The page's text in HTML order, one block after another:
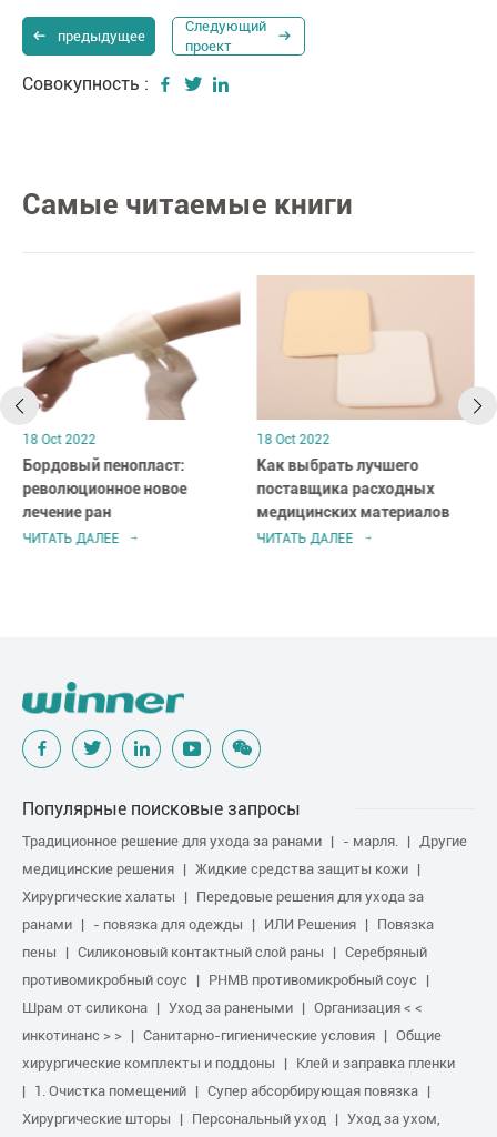
предыдущее
Следующий
проект
Совокупность :
Самые читаемые книги
18 Oct 2022
Бордовый пенопласт:
революционное новое
лечение ран
ЧИТАТЬ ДАЛЕЕ
18 Oct 2022
Как выбрать лучшего
поставщика расходных
медицинских материалов
ЧИТАТЬ ДАЛЕЕ
Популярные поисковые запросы
Традиционное решение для ухода за ранами - марля.
Другие
медицинские решения
Жидкие средства защиты кожи
Хирургические халаты
Передовые решения для ухода за
ранами
- повязка для одежды ИЛИ Решения
Повязка
пены
Силиконовый контактный слой раны
Серебряный
противомикробный соус
PHMB противомикробный соус
Шрам от силикона
Уход за ранеными
Организация < <
инкотинанс > >
Санитарно-гигиенические условия
Общие
хирургические комплекты и поддоны
Клей и заправка пленки
1. Очистка помещений
Супер абсорбирующая повязка
Хирургические шторы
Персональный уход Уход за ухом,